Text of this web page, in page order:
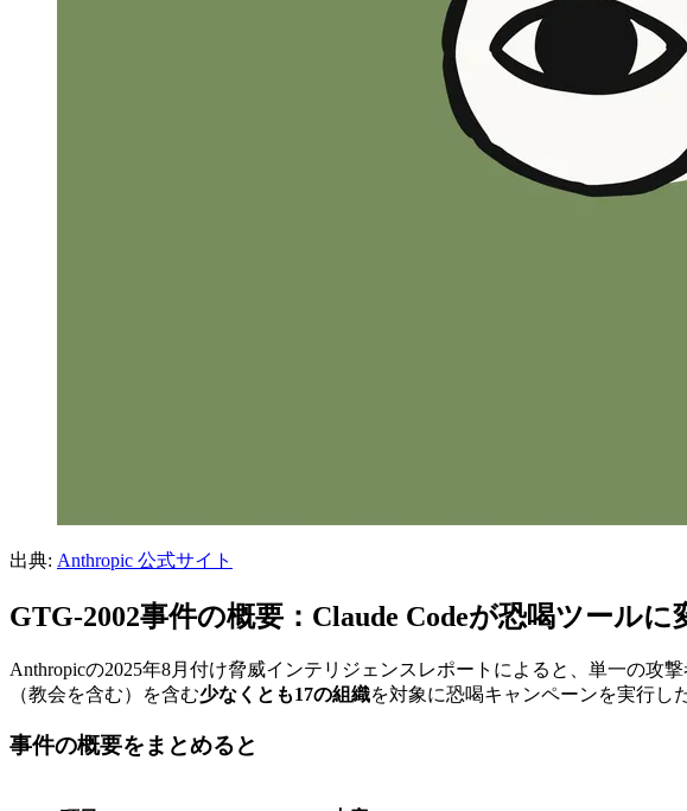
出典: Anthropic 公式サイト
GTG-2002事件の概要：Claude Codeが恐喝ツールに
Anthropicの2025年8月付け脅威インテリジェンスレポートによると、単一の攻
（教会を含む）を含む少なくとも17の組織を対象に恐喝キャンペーンを実行した
事件の概要をまとめると